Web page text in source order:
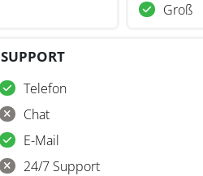
Groß
SUPPORT
Telefon
Chat
E-Mail
24/7 Support